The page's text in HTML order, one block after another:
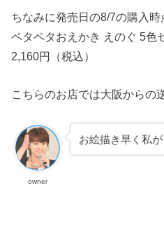
ちなみに発売日の8/7の購入時
ペタペタおえかき えのぐ 5色
2,160円（税込）
こちらのお店では大阪からの
owner
お絵描き早く私が